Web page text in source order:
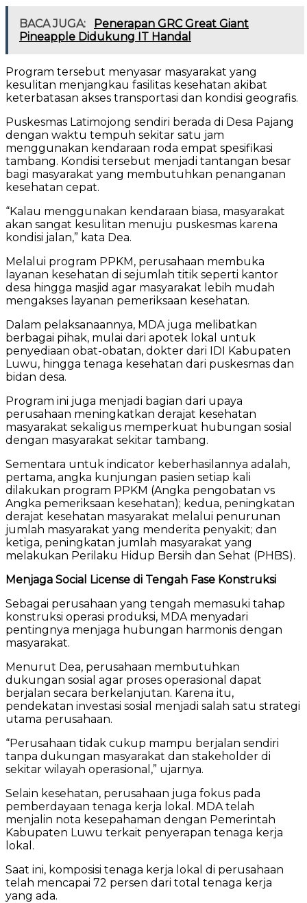
BACA JUGA:
Penerapan GRC Great Giant
Pineapple Didukung IT Handal
Program tersebut menyasar masyarakat yang
kesulitan menjangkau fasilitas kesehatan akibat
keterbatasan akses transportasi dan kondisi geografis.
Puskesmas Latimojong sendiri berada di Desa Pajang
dengan waktu tempuh sekitar satu jam
menggunakan kendaraan roda empat spesifikasi
tambang. Kondisi tersebut menjadi tantangan besar
bagi masyarakat yang membutuhkan penanganan
kesehatan cepat.
“Kalau menggunakan kendaraan biasa, masyarakat
akan sangat kesulitan menuju puskesmas karena
kondisi jalan,” kata Dea.
Melalui program PPKM, perusahaan membuka
layanan kesehatan di sejumlah titik seperti kantor
desa hingga masjid agar masyarakat lebih mudah
mengakses layanan pemeriksaan kesehatan.
Dalam pelaksanaannya, MDA juga melibatkan
berbagai pihak, mulai dari apotek lokal untuk
penyediaan obat-obatan, dokter dari IDI Kabupaten
Luwu, hingga tenaga kesehatan dari puskesmas dan
bidan desa.
Program ini juga menjadi bagian dari upaya
perusahaan meningkatkan derajat kesehatan
masyarakat sekaligus memperkuat hubungan sosial
dengan masyarakat sekitar tambang.
Sementara untuk indicator keberhasilannya adalah,
pertama, angka kunjungan pasien setiap kali
dilakukan program PPKM (Angka pengobatan vs
Angka pemeriksaan kesehatan); kedua, peningkatan
derajat kesehatan masyarakat melalui penurunan
jumlah masyarakat yang menderita penyakit; dan
ketiga, peningkatan jumlah masyarakat yang
melakukan Perilaku Hidup Bersih dan Sehat (PHBS).
Menjaga Social License di Tengah Fase Konstruksi
Sebagai perusahaan yang tengah memasuki tahap
konstruksi operasi produksi, MDA menyadari
pentingnya menjaga hubungan harmonis dengan
masyarakat.
Menurut Dea, perusahaan membutuhkan
dukungan sosial agar proses operasional dapat
berjalan secara berkelanjutan. Karena itu,
pendekatan investasi sosial menjadi salah satu strategi
utama perusahaan.
“Perusahaan tidak cukup mampu berjalan sendiri
tanpa dukungan masyarakat dan stakeholder di
sekitar wilayah operasional,” ujarnya.
Selain kesehatan, perusahaan juga fokus pada
pemberdayaan tenaga kerja lokal. MDA telah
menjalin nota kesepahaman dengan Pemerintah
Kabupaten Luwu terkait penyerapan tenaga kerja
lokal.
Saat ini, komposisi tenaga kerja lokal di perusahaan
telah mencapai 72 persen dari total tenaga kerja
yang ada.